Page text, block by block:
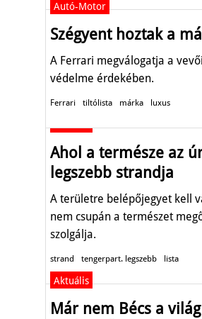
Autó-Motor
Szégyent hoztak a
A Ferrari megválogatja a
védelme érdekében.
Ferrari tiltólista márka luxus
Ahol a természe az
legszebb strandja
A területre belépőjegyet kell
nem csupán a természet
szolgálja.
strand tengerpart. legszebb lista
Aktuális
Már nem Bécs a világ